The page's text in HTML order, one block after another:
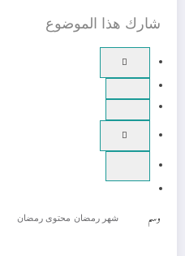
شارك هذا الموضوع
وسم شهر رمضان محتوى رمضان